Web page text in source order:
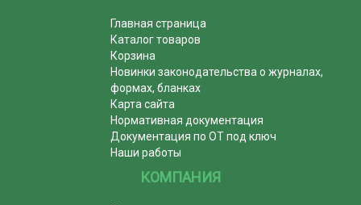
Главная страница
Каталог товаров
Корзина
Новинки законодательства о журналах,
формах, бланках
Карта сайта
Нормативная документация
Документация по ОТ под ключ
Наши работы
КОМПАНИЯ